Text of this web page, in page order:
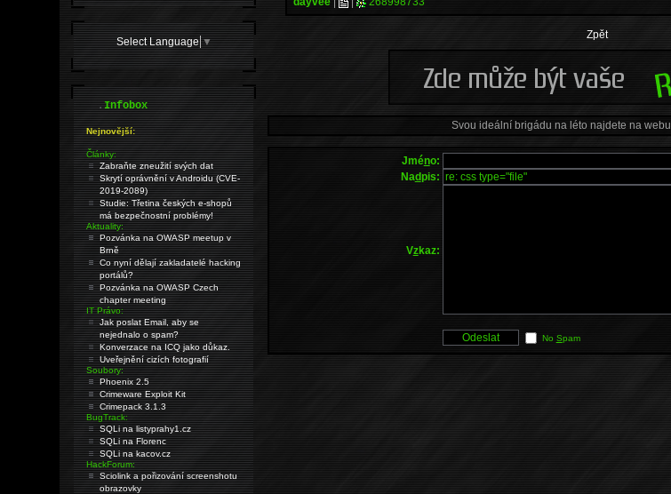
Zpět
Svou ideální brigádu na léto najdete na webu
Jméno:
Nadpis:
Vzkaz:
No Spam
Select Language ▼
.Infobox
Nejnovější:
Články:
Zabraňte zneužití svých dat
Skrytí oprávnění v Androidu (CVE-
2019-2089)
Studie: Třetina českých e-shopů
má bezpečnostní problémy!
Aktuality:
Pozvánka na OWASP meetup v
Brně
Co nyní dělají zakladatelé hacking
portálů?
Pozvánka na OWASP Czech
chapter meeting
IT Právo:
Jak poslat Email, aby se
nejednalo o spam?
Konverzace na ICQ jako důkaz.
Uveřejnění cizích fotografií
Soubory:
Phoenix 2.5
Crimeware Exploit Kit
Crimepack 3.1.3
BugTrack:
SQLi na listyprahy1.cz
SQLi na Florenc
SQLi na kacov.cz
HackForum:
Sciolink a pořizování screenshotu
obrazovky